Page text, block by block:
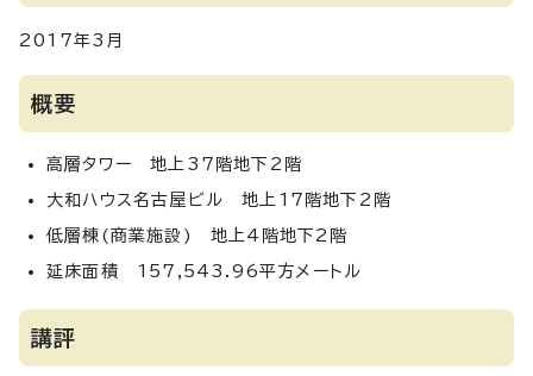
2017年3月
概要
高層タワー 地上37階地下2階
大和ハウス名古屋ビル 地上17階地下2階
低層棟(商業施設) 地上4階地下2階
延床面積 157,543.96平方メートル
講評